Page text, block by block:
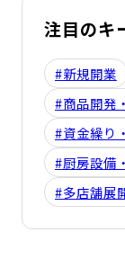
注目のキ
#新規開業
#商品開発
#資金繰り
#厨房設備
#多店舗展